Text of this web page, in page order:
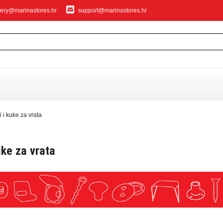
support@marinastores.hr
i kuke za vrata
za vrata